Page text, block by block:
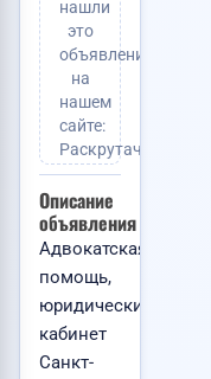
нашли
это
объявление
на
нашем
сайте:
Раскрутачка.ру
Описание
объявления
Адвокатская
помощь,
юридический
кабинет
Санкт-